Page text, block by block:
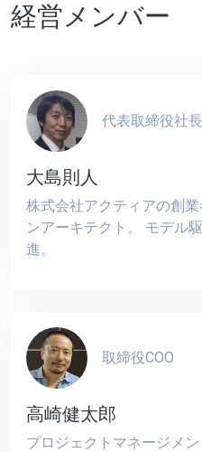
経営メンバー
代表取締役社長
大島則人
株式会社アクティアの創
ンアーキテクト。 モデル
進。
取締役COO
高崎健太郎
プロジェクトマネージメ